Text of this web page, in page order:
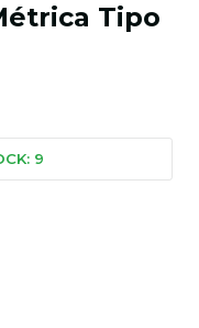
Tipo
9